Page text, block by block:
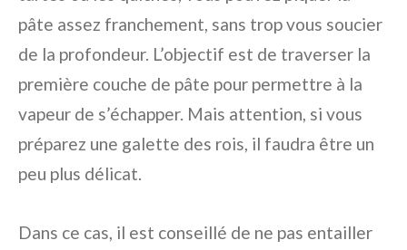
pâte assez franchement, sans trop vous soucier
de la profondeur. L’objectif est de traverser la
première couche de pâte pour permettre à la
vapeur de s’échapper. Mais attention, si vous
préparez une galette des rois, il faudra être un
peu plus délicat.
Dans ce cas, il est conseillé de ne pas entailler